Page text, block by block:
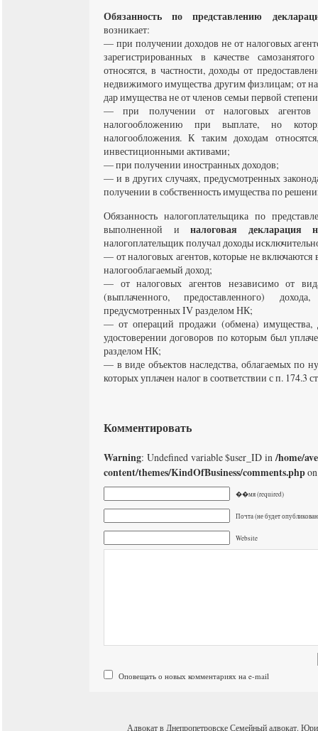
Обязанность по представлению
возникает:
— при получении доходов не от налоговых
зарегистрированных в качестве
относятся, в частности, доходы от
недвижимого имущества другим физлицам; от
дар имущества не от членов семьи первой
— при получении от налоговых агентов
налогообложению при выплате, но
налогообложения. К таким доходам
инвестиционными активами;
— при получении иностранных доходов;
— и в других случаях, предусмотренных
получении в собственность имущества по
Обязанность налогоплательщика по
выполненной иналоговая декларация
налогоплательщик получал доходы
— от налоговых агентов, которые не
налогооблагаемый доход;
— от налоговых агентов независимо от
(выплаченного, предоставленного)
предусмотренных IV разделом НК;
— от операций продажи (обмена) имущества,
удостоверении договоров по которым был
разделом НК;
— в виде объектов наследства, облагаемых по
которых уплачен налог в соответствии с п. 174.3
Комментировать
Warning: Undefined variable $user_ID in/home/
content/themes/KindOfBusiness/comments.php
��мя (required)
Почта (не будет
Website
Оповещать о новых комментариях на e-mail
Адвокат в ДнепропетровскеСемейный адвокат.